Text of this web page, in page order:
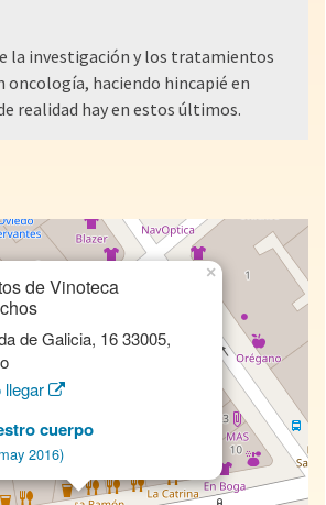
la investigación y los tratamientos
oncología, haciendo hincapié en
realidad hay en estos últimos.
de Vinoteca
de Galicia, 16 33005,
llegar
cuerpo
2016)
×